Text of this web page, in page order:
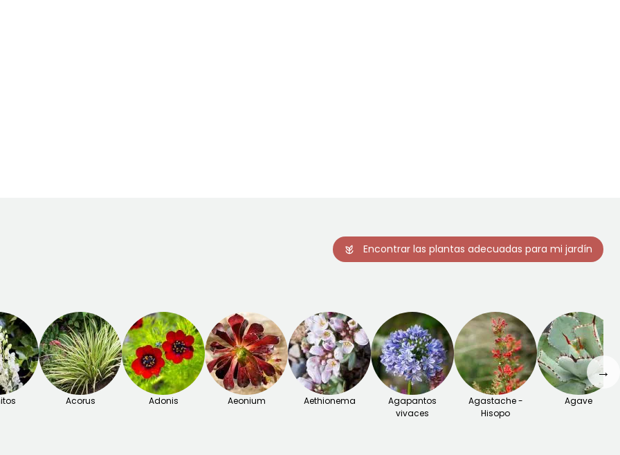
Encontrar las plantas adecuadas para mi jardín
Acorus Adonis Aeonium Aethionema
Agapantos
vivaces
Agastache -
Hisopo
Agave
→